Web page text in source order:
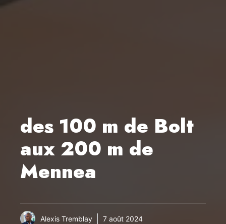
des 100 m de Bolt
aux 200 m de
Mennea
Alexis Tremblay 7 août 2024